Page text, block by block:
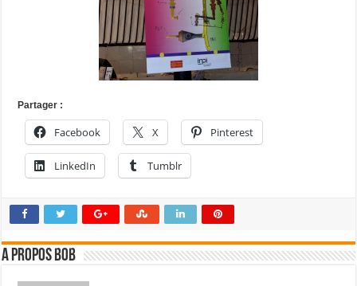
Partager :
Facebook X Pinterest
LinkedIn Tumblr
A propos bOb